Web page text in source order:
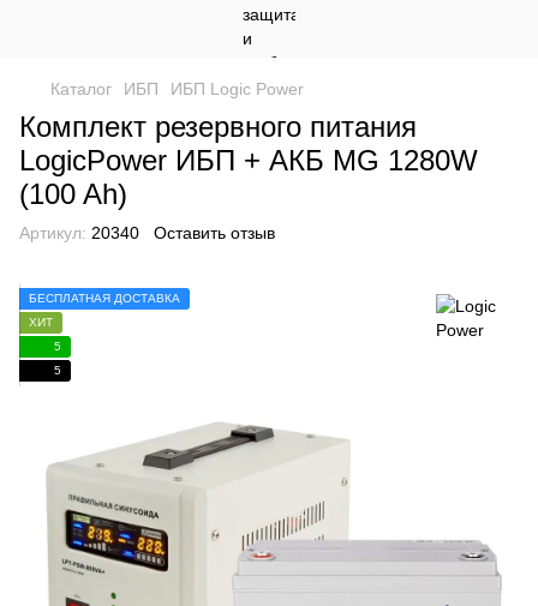
Каталог ИБП ИБП Logic Power
Комплект резервного питания
LogicPower ИБП + АКБ MG 1280W
(100 Ah)
Артикул: 20340 Оставить отзыв
БЕСПЛАТНАЯ ДОСТАВКА
ХИТ
5
5